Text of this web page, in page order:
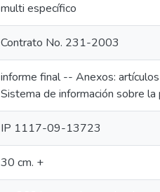
multi específico
Contrato No. 231-2003
informe final -- Anexos:
Sistema de información sobre
IP 1117-09-13723
30 cm. +